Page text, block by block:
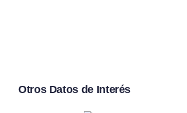
Otros Datos de Interés